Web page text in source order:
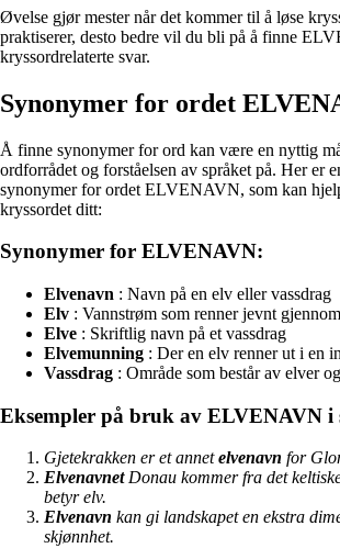
Øvelse gjør mester når det kommer til å løse
praktiserer, desto bedre vil du bli på å finne
kryssordrelaterte svar.
Synonymer for ordet
Å finne synonymer for ord kan være en nyttig
ordforrådet og forståelsen av språket på. Her er
synonymer for ordet ELVENAVN, som kan
kryssordet ditt:
Synonymer for ELVENAVN:
Elvenavn : Navn på en elv eller vassdrag
Elv : Vannstrøm som renner jevnt
Elve : Skriftlig navn på et vassdrag
Elvemunning : Der en elv renner ut i en
Vassdrag : Område som består av elver
Eksempler på bruk av ELVENAVN i
Gjetekrakken er et annetelvenavn for
ElvenavnetDonau kommer fra det
betyr elv.
Elvenavn kan gi landskapet en ekstra
skjønnhet.